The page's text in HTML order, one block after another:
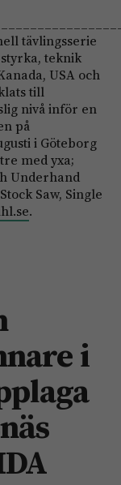
tävlingsserie
teknik
USA och
till
nivå inför en
på
i Göteborg
med yxa;
Underhand
Saw, Single
.
i